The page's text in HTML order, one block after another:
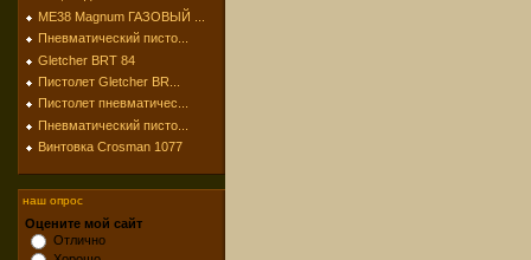
МЕ38 Magnum ГАЗОВЫЙ ...
Пневматический писто...
Gletcher BRT 84
Пистолет Gletcher BR...
Пистолет пневматичес...
Пневматический писто...
Винтовка Crosman 1077
наш опрос
Оцените мой сайт
Отлично